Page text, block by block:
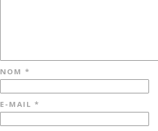
NOM *
E-MAIL *